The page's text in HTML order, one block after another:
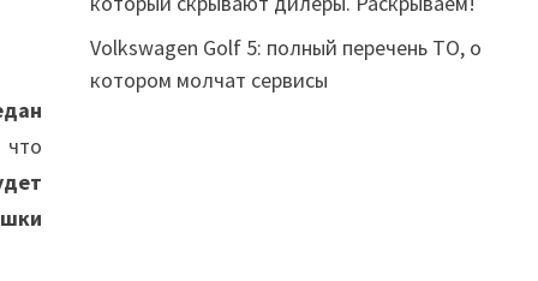
что
Volkswagen Golf 5: полный перечень ТО, о
котором молчат сервисы